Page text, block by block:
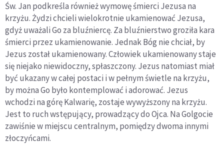
Św. Jan podkreśla również wymowę śmierci Jezusa na
krzyżu. Żydzi chcieli wielokrotnie ukamienować Jezusa,
gdyż uważali Go za bluźniercę. Za bluźnierstwo groziła kara
śmierci przez ukamienowanie. Jednak Bóg nie chciał, by
Jezus został ukamienowany. Człowiek ukamienowany staje
się niejako niewidoczny, spłaszczony. Jezus natomiast miał
być ukazany w całej postaci i w pełnym świetle na krzyżu,
by można Go było kontemplować i adorować. Jezus
wchodzi na górę Kalwarię, zostaje wywyższony na krzyżu.
Jest to ruch wstępujący, prowadzący do Ojca. Na Golgocie
zawiśnie w miejscu centralnym, pomiędzy dwoma innymi
złoczyńcami.